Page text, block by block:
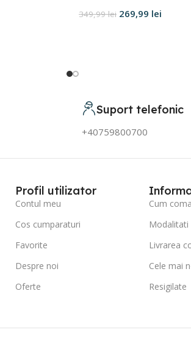
349,99lei 269,99 lei
Suport telefonic
+40759800700
Profil utilizator
Contul meu
Cos cumparaturi
Favorite
Despre noi
Oferte
Cum
Modalitati
Livrarea
Cele mai
Resigilate